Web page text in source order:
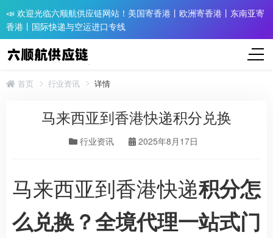
📣 欢迎光临六顺航供应链网站！美国寄香港丨欧洲寄香港丨东南亚寄
香港丨国际快递与空运进口专线
首页 行业资讯 详情
马来西亚到香港快递积分兑换
行业资讯 2025年8月17日
马来西亚到香港快递积分怎
么兑换？全境代理一站式门